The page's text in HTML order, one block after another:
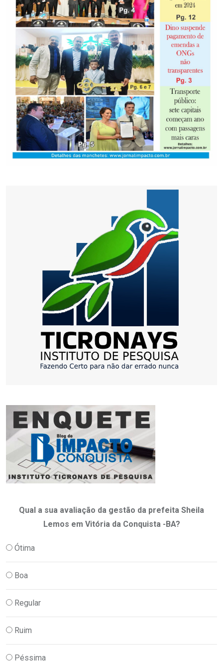
Qual a sua avaliação da gestão da prefeita Sheila
Lemos em Vitória da Conquista -BA?
Ótima
Boa
Regular
Ruim
Péssima